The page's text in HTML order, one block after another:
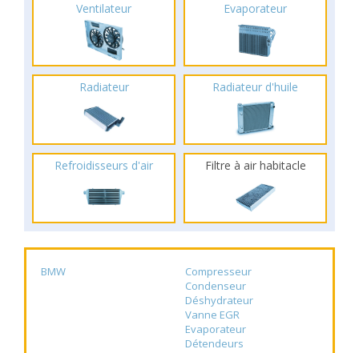
Ventilateur Evaporateur
Radiateur Radiateur d'huile
Refroidisseurs d'air Filtre à air habitacle
BMW
Compresseur
Condenseur
Déshydrateur
Vanne EGR
Evaporateur
Détendeurs